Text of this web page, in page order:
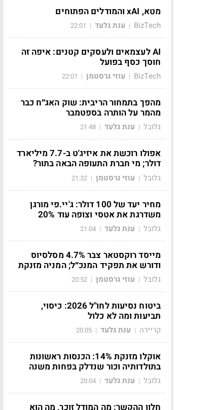
מטא, xAI והמודלים הפתוחים
BizTech
| ענת גלעד |
22:01
AI לעצמאים ולעסקים קטנים: איפה זה
חוסך כסף בפועל
BizTech
| עוזי גרסטמן |
22:01
מהפך בתמחור הריבית: שוק האג״ח כבר
מהמר על הותרה בספטמבר
גלובל | ענת גלעד |
21:48
אפולו רוכשת את איזיג'ט ב-7.7 מיליארד
דולר; מי חברת התעופה הבאה בתור?
גלובל | עוזי גרסטמן |
21:32
מחיר יעד של 100 דולר: ג'יי.פי מורגן
משדרגת את אטסי וצופה עוד 20%
גלובל | ענת גלעד |
21:04
מייסד רוקסטאר צבר 4.7% מסלסיוס
ודורש את תפקיד המנכ״ל; המניה מזנקת
גלובל | עוזי גרסטמן |
20:52
ביטוח נסיעות לחו"ל 2026: כיסוי,
תביעות ומה לא כלול
קריירה | ענת גלעד |
20:05
אוקלו מזנקת 14%: הכנסות ראשונות
בתולדותיה וכור שנדלק בפחות משנה
גלובל | ענת גלעד |
20:04
חלון ההקשר: מה המודל זוכר, מה הוא